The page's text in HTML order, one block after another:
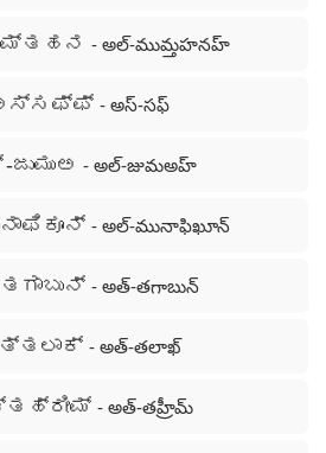
- అల్-ముమ్తహనహ్
ಅಸ್ಸಫ್ಫ್ - అస్-సఫ్
ಜುಮುಅ - అల్-జుమఅహ్
- అల్-మునాఫిఖూన్
- అత్-తగాబున్
- అత్-తలాఖ్
- అత్-తహ్రీమ్